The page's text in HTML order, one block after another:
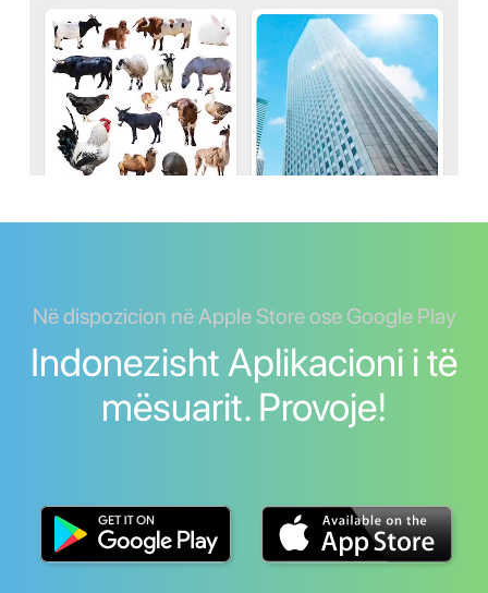
Në dispozicion në Apple Store ose Google Play
Indonezisht Aplikacioni i të
mësuarit. Provoje!